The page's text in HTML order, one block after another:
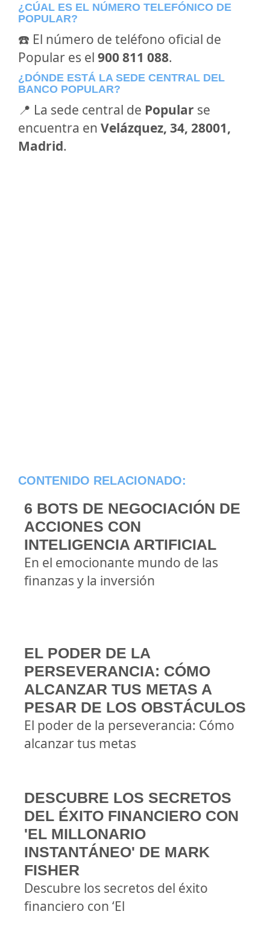
¿CÚAL ES EL NÚMERO TELEFÓNICO DE
POPULAR?
☎️ El número de teléfono oficial de
Popular es el 900 811 088.
¿DÓNDE ESTÁ LA SEDE CENTRAL DEL
BANCO POPULAR?
📍 La sede central de Popular se
encuentra en Velázquez, 34, 28001,
Madrid.
CONTENIDO RELACIONADO:
6 BOTS DE NEGOCIACIÓN DE
ACCIONES CON
INTELIGENCIA ARTIFICIAL
En el emocionante mundo de las
finanzas y la inversión
EL PODER DE LA
PERSEVERANCIA: CÓMO
ALCANZAR TUS METAS A
PESAR DE LOS OBSTÁCULOS
El poder de la perseverancia: Cómo
alcanzar tus metas
DESCUBRE LOS SECRETOS
DEL ÉXITO FINANCIERO CON
'EL MILLONARIO
INSTANTÁNEO' DE MARK
FISHER
Descubre los secretos del éxito
financiero con ‘El